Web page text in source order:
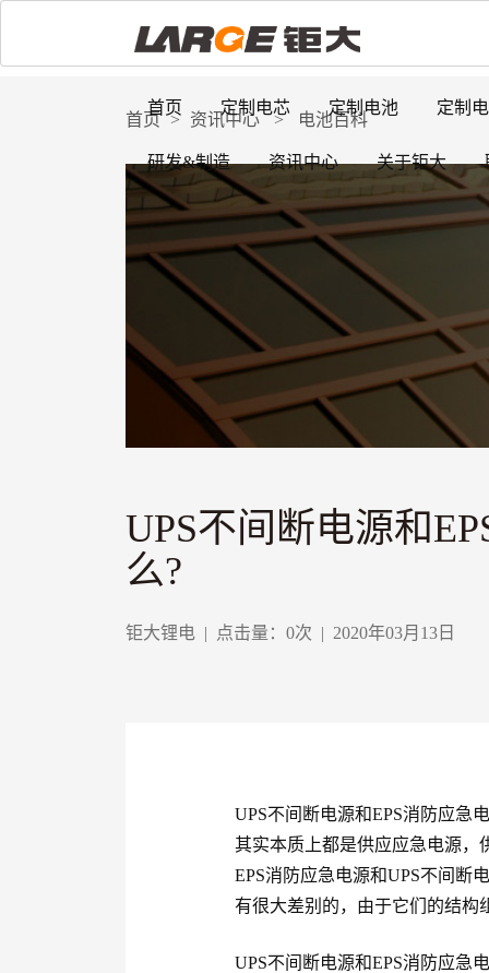
首页 定制电芯 定制电池 定制
研发&制造 资讯中心 关于钜大
首页 > 资讯中心 > 电池百科
UPS不间断电源和
么?
钜大锂电 | 点击量： 0次 | 2020年03月13日
UPS不间断电源和EPS消防应急
其实本质上都是供应应急电源，
EPS消防应急电源和UPS不间断
有很大差别的，由于它们的结构
UPS不间断电源和EPS消防应急